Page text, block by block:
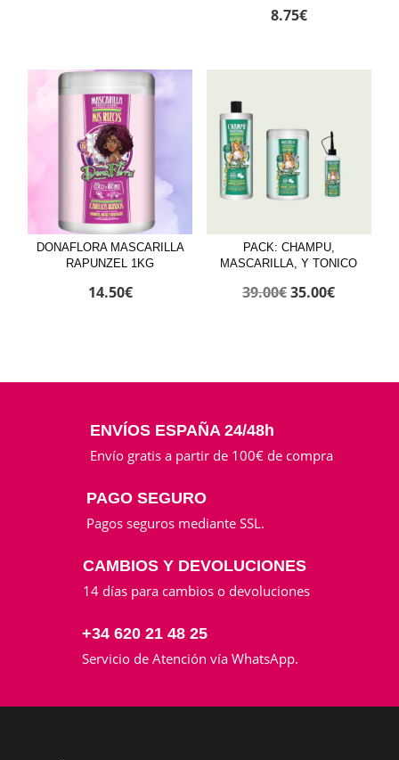
era:
37.00€.
es:
35.00€.
8.75€
DONAFLORA MASCARILLA
RAPUNZEL 1KG
14.50€
PACK: CHAMPU,
MASCARILLA, Y TONICO
39.00€El
35.00€El
ENVÍOS ESPAÑA 24/48h
Envío gratis a partir de 100€ de compra
PAGO SEGURO
Pagos seguros mediante SSL.
CAMBIOS Y DEVOLUCIONES
14 días para cambios o devoluciones
+34 620 21 48 25
Servicio de Atención vía WhatsApp.